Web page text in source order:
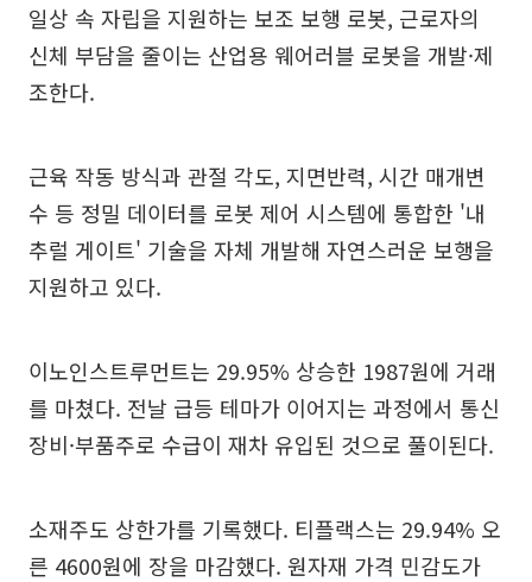
일상 속 자립을 지원하는 보조 보행 로봇, 근로자의
신체 부담을 줄이는 산업용 웨어러블 로봇을 개발·제
조한다.
근육 작동 방식과 관절 각도, 지면반력, 시간 매개변
수 등 정밀 데이터를 로봇 제어 시스템에 통합한 '내
추럴 게이트' 기술을 자체 개발해 자연스러운 보행을
지원하고 있다.
이노인스트루먼트는 29.95% 상승한 1987원에 거래
를 마쳤다. 전날 급등 테마가 이어지는 과정에서 통신
장비·부품주로 수급이 재차 유입된 것으로 풀이된다.
소재주도 상한가를 기록했다. 티플랙스는 29.94% 오
른 4600원에 장을 마감했다. 원자재 가격 민감도가